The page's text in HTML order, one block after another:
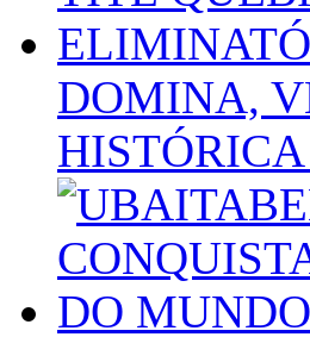
DOMINA,